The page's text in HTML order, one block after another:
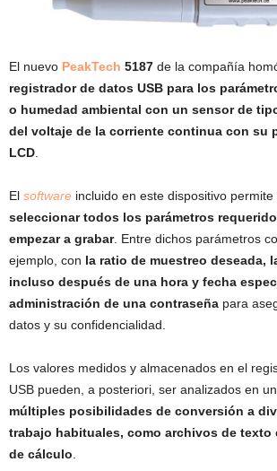
El nuevo PeakTech 5187 de la compañía
registrador de datos USB para los
o humedad ambiental con un sensor de
del voltaje de la corriente continua con su
LCD
El software incluido en este dispositivo
seleccionar todos los parámetros
empezar a grabar. Entre dichos parámetros
ejemplo, con la ratio de muestreo deseada,
incluso después de una hora y fecha
administración de una contraseña para
datos y su confidencialidad.
Los valores medidos y almacenados en el
USB pueden, a posteriori, ser analizados en
múltiples posibilidades de conversión a
trabajo habituales, como archivos de texto
de cálculo